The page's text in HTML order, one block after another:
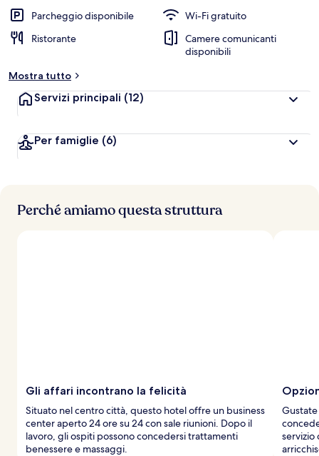
Parcheggio disponibile
Wi-Fi gratuito
Ristorante
Camere comunicanti
disponibili
Mostra tutto
Servizi principali (12)
Per famiglie (6)
Perché amiamo questa struttura
Gli affari incontrano la felicità
Situato nel centro città, questo hotel offre un business
center aperto 24 ore su 24 con sale riunioni. Dopo il
lavoro, gli ospiti possono concedersi trattamenti
benessere e massaggi.
Gustate
servizio